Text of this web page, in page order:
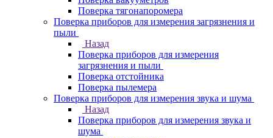
Поверка тягонапоромера
Поверка приборов для измерения загрязнения и
пыли
Назад
Поверка приборов для измерения
загрязнения и пыли
Поверка отстойника
Поверка пылемера
Поверка приборов для измерения звука и шума
Назад
Поверка приборов для измерения звука и
шума